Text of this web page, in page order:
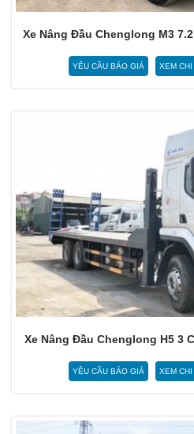
Xe Nâng Đầu Chenglong M3
YÊU CẦU BÁO GIÁ XEM
Xe Nâng Đầu Chenglong H5 3
YÊU CẦU BÁO GIÁ XEM